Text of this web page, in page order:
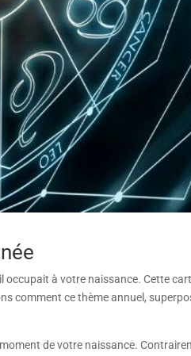
occupait à votre naissance. Cette
comment ce thème annuel,
de votre naissance.